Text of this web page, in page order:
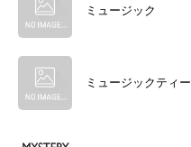
ミュージック
ミュージックティー